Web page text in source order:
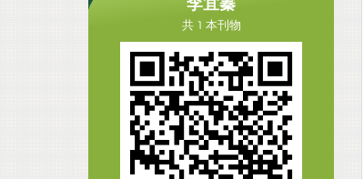
李宜蓁
共 1 本刊物